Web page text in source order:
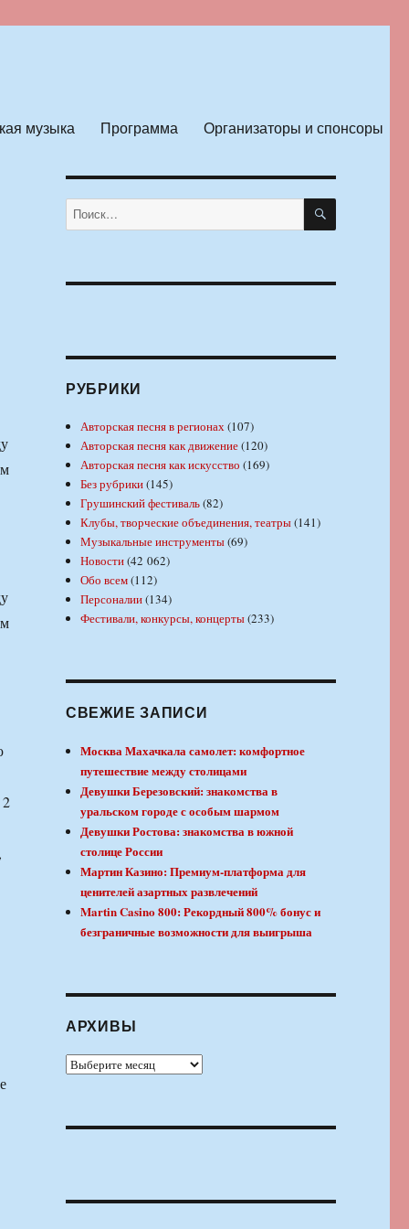
музыка Программа Организаторы и спонсоры
Искать: ПОИСК
РУБРИКИ
Авторская песня в регионах(107)
Авторская песня как движение(120)
Авторская песня как искусство (169)
Без рубрики(145)
Грушинский фестиваль(82)
Клубы, творческие объединения, театры(141)
Музыкальные инструменты(69)
Новости(42 062)
Обо всем(112)
Персоналии(134)
Фестивали, конкурсы, концерты(233)
СВЕЖИЕ ЗАПИСИ
Москва Махачкала самолет: комфортное
путешествие между столицами
Девушки Березовский: знакомства в
уральском городе с особым шармом
Девушки Ростова: знакомства в южной
столице России
Мартин Казино: Премиум-платформа для
ценителей азартных развлечений
Martin Casino 800: Рекордный 800% бонус и
безграничные возможности для выигрыша
АРХИВЫ
Архивы